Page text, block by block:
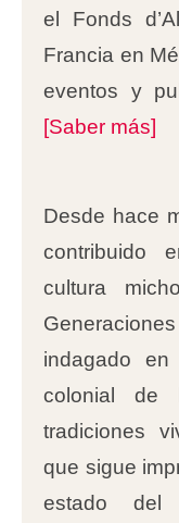
el Fonds
Francia en
eventos y
[Saber más]
Desde hace
contribuido
cultura
indagado
colonial de
tradiciones
que sigue
estado del